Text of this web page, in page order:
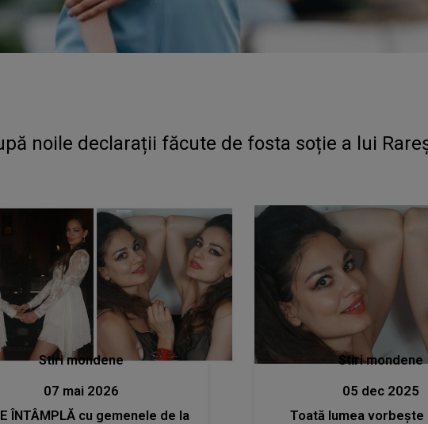
noile declarații făcute de fosta soție a lui Rareș
Stiri mondene
07 mai 2026
ÎNTÂMPLĂ cu gemenele de la
Stiri mondene
05 dec 2025
Toată lumea vorbește